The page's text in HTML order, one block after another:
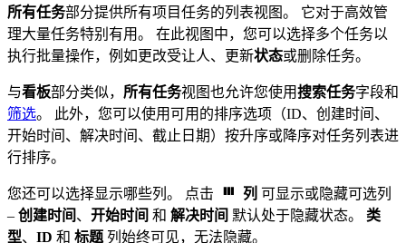
所有任务部分提供所有项目任务的列表视图。 它对于高效管
理大量任务特别有用。 在此视图中，您可以选择多个任务以
执行批量操作，例如更改受让人、更新状态或删除任务。
与看板部分类似， 所有任务视图也允许您使用搜索任务字段和
筛选。 此外，您可以使用可用的排序选项（ID、创建时间、
开始时间、解决时间、截止日期）按升序或降序对任务列表进
行排序。
您还可以选择显示哪些列。 点击 列 可显示或隐藏可选列
– 创建时间 、 开始时间 和 解决时间 默认处于隐藏状态。 类
型、 ID 和 标题 列始终可见，无法隐藏。